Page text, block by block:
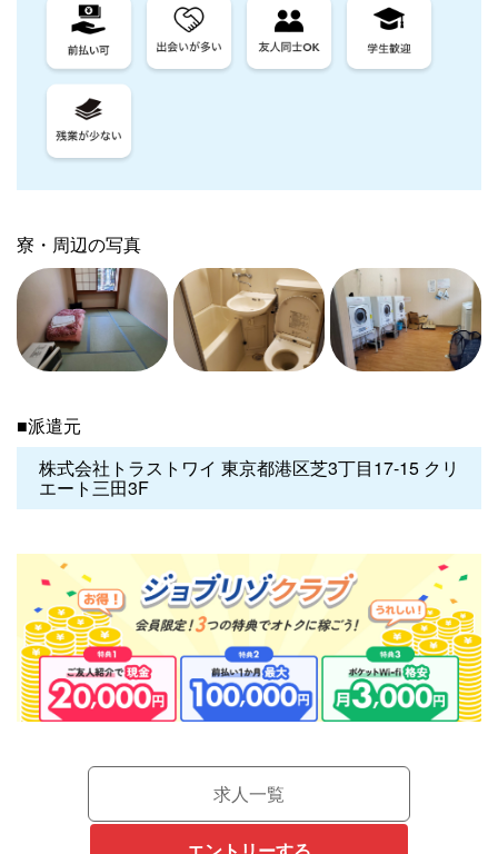
寮・周辺の写真
■派遣元
株式会社トラストワイ 東京都港区芝3丁目17-15 クリ
エート三田3F
求人一覧